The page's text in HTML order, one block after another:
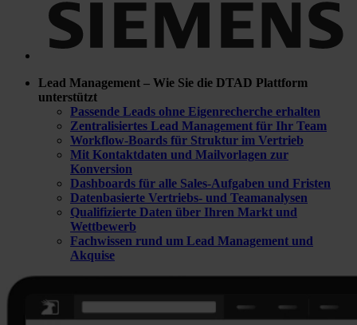
Lead Management – Wie Sie die DTAD Plattform
unterstützt
Passende Leads ohne Eigenrecherche erhalten
Zentralisiertes Lead Management für Ihr Team
Workflow-Boards für Struktur im Vertrieb
Mit Kontaktdaten und Mailvorlagen zur
Konversion
Dashboards für alle Sales-Aufgaben und Fristen
Datenbasierte Vertriebs- und Teamanalysen
Qualifizierte Daten über Ihren Markt und
Wettbewerb
Fachwissen rund um Lead Management und
Akquise